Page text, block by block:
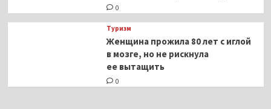
0
Туризм
Женщина прожила 80 лет с иглой
в мозге, но не рискнула
ее вытащить
0